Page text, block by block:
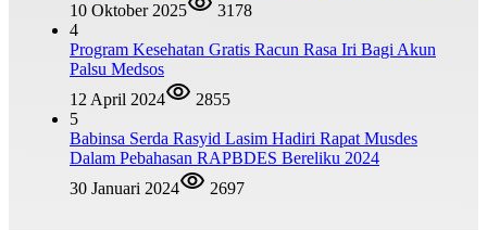
10 Oktober 2025
3178
4
Program Kesehatan Gratis Racun Rasa Iri Bagi Akun
Palsu Medsos
12 April 2024
2855
5
Babinsa Serda Rasyid Lasim Hadiri Rapat Musdes
Dalam Pebahasan RAPBDES Bereliku 2024
30 Januari 2024
2697